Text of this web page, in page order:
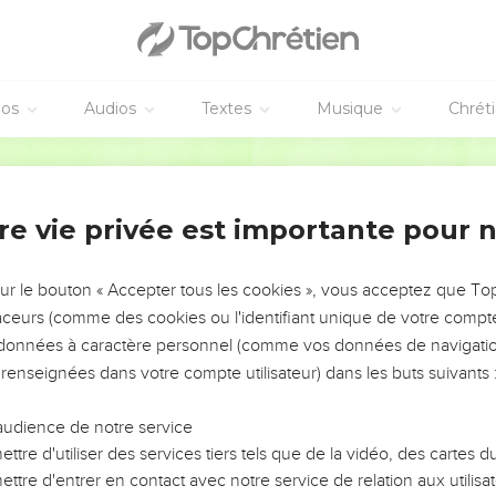
Audios Textes Musique
à moi ! Je suis perdu, car je suis un homme aux lèvres
a volé vers moi, tenant une braise qu'il avait prise sur
avec elle et a dit : « Puisque ceci a touché tes lèvres, ta faute
dire : « Qui vais-je envoyer et qui va marcher pour nous ? »
dire à ce peuple : ‘Vous aurez beau écouter, vous ne
pas.’
de ce peuple, endurcis ses oreilles et ferme-lui les yeux
de ses oreilles, ne comprenne pas de son cœur, ne se
Seigneur ? » Et il a répondu : « Jusqu'à ce que la
d’êtres humains et que le territoire soit dévasté, désertique,
vie privée est importante pour
le bouton « Accepter tous les cookies », vous acceptez que
(comme des cookies ou l'identifiant unique de votre
à caractère personnel (comme vos données de
dans votre compte utilisateur) dans les buts suivants :
de notre service
d'utiliser des services tiers tels que de la vidéo, des cartes
d'entrer en contact avec notre service de relation aux